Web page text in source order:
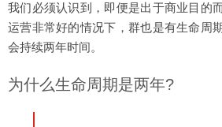
我们必须认识到，即便是出于商业目的
运营非常好的情况下，群也是有生命周
会持续两年时间。
为什么生命周期是两年?